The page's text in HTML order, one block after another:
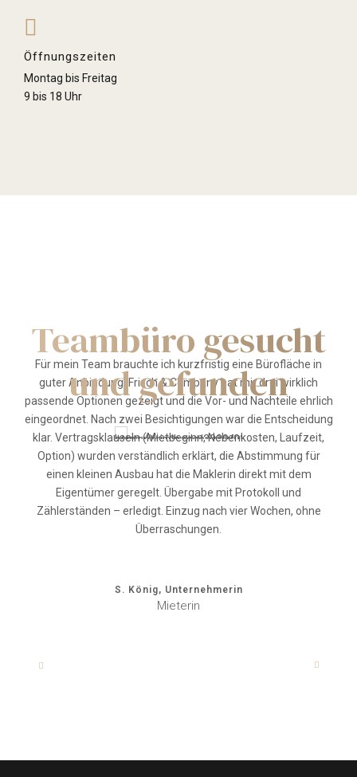
Öffnungszeiten
Montag bis Freitag
9 bis 18 Uhr
Company war das Thema vom ersten Gespräch an gut
aufgehoben: Die Einschätzung des Marktwerts wurde
nachvollziehbar erklärt, inklusive der Faktoren, die den Preis
wirklich bewegen. Das Exposé wirkte hochwertig, ohne Show
– stimmige Fotos, klare Grundrisse, präzise Beschreibung.
Besichtigungen waren gut organisiert und nur mit
ernsthaften Interessenten, ich musste nichts improvisieren.
Besonders angenehm: kurze, verlässliche Status-Updates
und schnelle Rückrufe, wenn Entscheidungen anstanden. In
der Verhandlung fühlte ich mich ruhig geführt – Optionen,
Risiken und nächste Schritte waren immer klar. Am Ende
hatte ich das Gefühl, nicht nur verkauft, sondern richtig
Teambüro gesucht
und gefunden
Für mein Team brauchte ich kurzfristig eine Bürofläche in
guter Anbindung. Frisch & Company hat mir drei wirklich
passende Optionen gezeigt und die Vor- und Nachteile ehrlich
eingeordnet. Nach zwei Besichtigungen war die Entscheidung
klar. Vertragsklauseln (Mietbeginn, Nebenkosten, Laufzeit,
Option) wurden verständlich erklärt, die Abstimmung für
einen kleinen Ausbau hat die Maklerin direkt mit dem
Eigentümer geregelt. Übergabe mit Protokoll und
Zählerständen – erledigt. Einzug nach vier Wochen, ohne
Überraschungen.
S. König, Unternehmerin
Mieterin